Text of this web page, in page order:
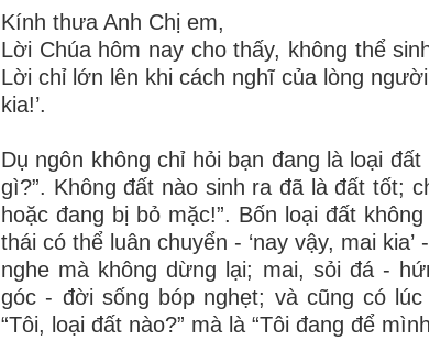
Kính thưa Anh Chị em,
Lời Chúa hôm nay cho thấy, không thể
Lời chỉ lớn lên khi cách nghĩ của lòng
kia!’.
Dụ ngôn không chỉ hỏi bạn đang là loại
gì?”. Không đất nào sinh ra đã là đất tốt;
hoặc đang bị bỏ mặc!”. Bốn loại đất
thái có thể luân chuyển - ‘nay vậy, mai
nghe mà không dừng lại; mai, sỏi đá -
góc - đời sống bóp nghẹt; và cũng có
“Tôi, loại đất nào?” mà là “Tôi đang để